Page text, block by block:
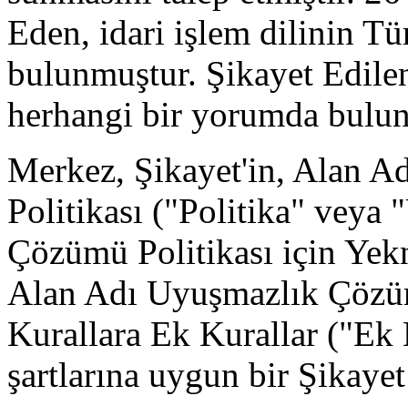
Eden, idari işlem dilinin
bulunmuştur. Şikayet
herhangi bir yorumda
Merkez, Şikayet'in, Alan
Politikası ("Politika" veya
Çözümü Politikası için
Alan Adı Uyuşmazlık
Kurallara Ek Kurallar ("Ek
şartlarına uygun bir